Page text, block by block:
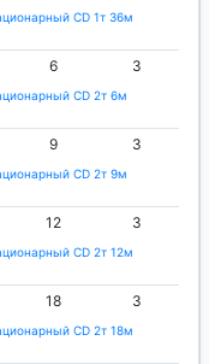
CD 1т 36м
6 3
CD 2т 6м
9 3
CD 2т 9м
12 3
CD 2т 12м
18 3
CD 2т 18м